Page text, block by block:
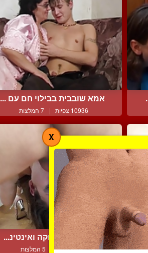
אמא שובבית בבילוי חם עם ...
10936 צפיות | 7 המלצות
דפיקת גרון עמוקה ואינטינ...
6262 צפיות | 5 המלצות
X